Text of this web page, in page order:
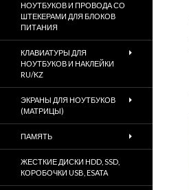
НОУТБУКОВ И ПРОВОДА СО
ШТЕКЕРАМИ ДЛЯ БЛОКОВ
ПИТАНИЯ
КЛАВИАТУРЫ ДЛЯ
НОУТБУКОВ И НАКЛЕЙКИ
RU/KZ
ЭКРАНЫ ДЛЯ НОУТБУКОВ
(МАТРИЦЫ)
ПАМЯТЬ
ЖЕСТКИЕ ДИСКИ HDD, SSD,
КОРОБОЧКИ USB, ESATA